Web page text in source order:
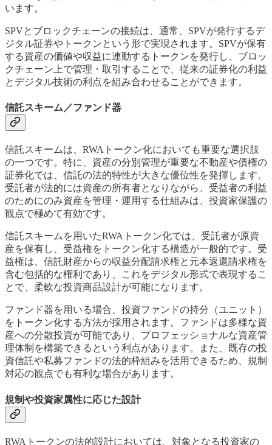
います。
SPVとブロックチェーンの接続は、通常、SPVが発行するデ
ジタル証券やトークンという形で実現されます。SPVが保有
する資産の価値や収益に連動するトークンを発行し、ブロッ
クチェーン上で管理・取引することで、従来の証券化の利益
とデジタル技術の利点を組み合わせることができます。
信託スキーム／ファンド器
信託スキームは、RWAトークン化においても重要な選択肢
の一つです。特に、資産の分別管理が重要な不動産や債権の
証券化では、信託の法的特性が大きな優位性を発揮します。
受託者が法的には資産の所有者となりながら、受益者の利益
のためにのみ資産を管理・運用する仕組みは、投資家保護の
観点で極めて有効です。
信託スキームを用いたRWAトークン化では、受託者が原資
産を保有し、受益権をトークン化する構造が一般的です。受
益権は、信託財産からの収益分配請求権と元本返還請求権を
含む包括的な権利であり、これをデジタル形式で表現するこ
とで、柔軟な投資商品設計が可能になります。
ファンド器を用いる場合、投資ファンドの持分（ユニット）
をトークン化する方法が採用されます。ファンドは多様な資
産への分散投資が可能であり、プロフェッショナルな資産管
理体制を構築できるという利点があります。また、既存の投
資信託や私募ファンドの法的枠組みを活用できるため、規制
対応の観点でも有利な場合があります。
規制や投資家属性に応じた設計
RWAトークンの法的設計においては、対象となる投資家の